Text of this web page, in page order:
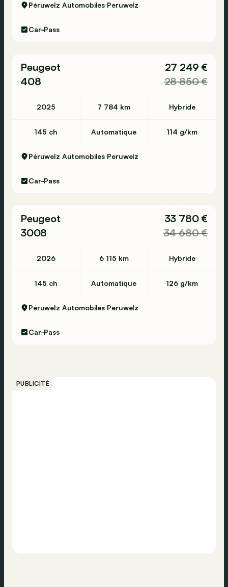
Péruwelz Automobiles Peruwelz
Car-Pass
Peugeot
408
27 249 €
28 850 €
2025 7 784 km Hybride
145 ch Automatique 114 g/km
Péruwelz Automobiles Peruwelz
Car-Pass
Peugeot
3008
33 780 €
34 680 €
2026 6 115 km Hybride
145 ch Automatique 126 g/km
Péruwelz Automobiles Peruwelz
Car-Pass
PUBLICITÉ